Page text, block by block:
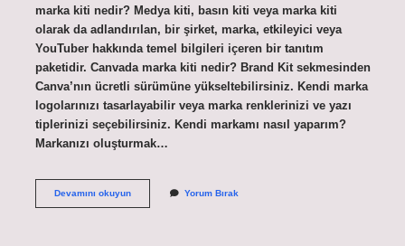
marka kiti nedir? Medya kiti, basın kiti veya marka kiti
olarak da adlandırılan, bir şirket, marka, etkileyici veya
YouTuber hakkında temel bilgileri içeren bir tanıtım
paketidir. Canvada marka kiti nedir? Brand Kit sekmesinden
Canva’nın ücretli sürümüne yükseltebilirsiniz. Kendi marka
logolarınızı tasarlayabilir veya marka renklerinizi ve yazı
tiplerinizi seçebilirsiniz. Kendi markamı nasıl yaparım?
Markanızı oluşturmak…
Devamını okuyunMarka
Yorum Bırak